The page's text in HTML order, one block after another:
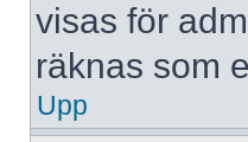
visas för
räknas som
Upp